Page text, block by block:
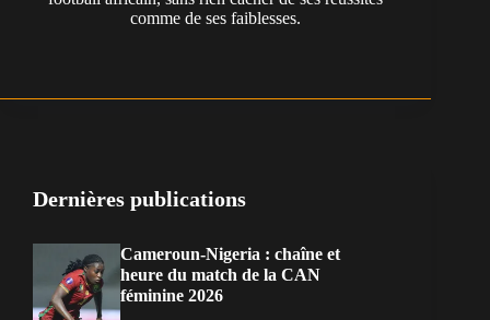
comme de ses faiblesses.
Dernières publications
Cameroun-Nigeria : chaîne et
heure du match de la CAN
féminine 2026